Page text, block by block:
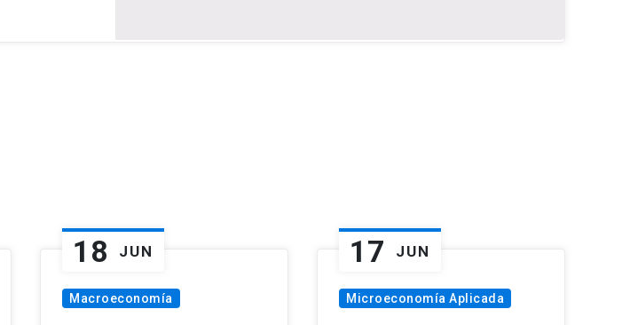
18 JUN
Macroeconomía
17 JUN
Microeconomía Aplicada